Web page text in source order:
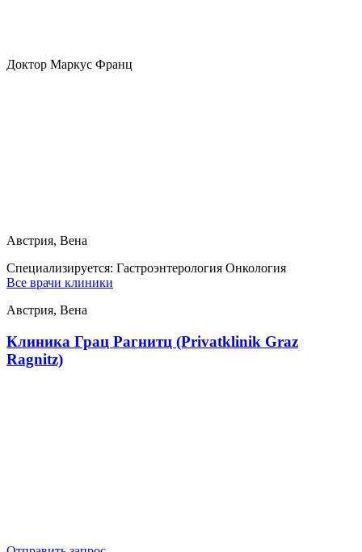
Доктор Маркус Франц
Австрия, Вена
Специализируется: Гастроэнтерология Онкология
Все врачи клиники
Австрия, Вена
Клиника Грац Рагнитц (Privatklinik Graz
Ragnitz)